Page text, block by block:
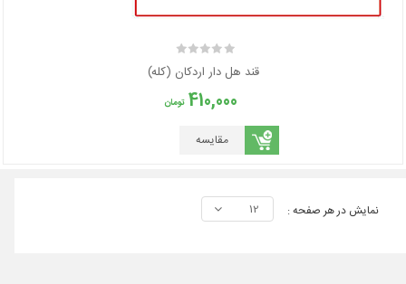
قند هل دار اردکان (کله)
410,000 تومان
مقایسه
نمایش در هر صفحه : 12